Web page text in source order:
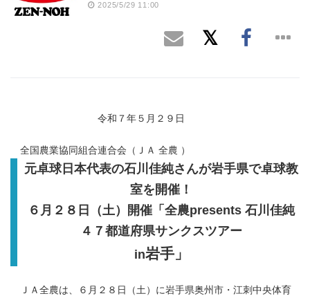
2025/5/29 11:00
令和７年５月２９日
全国農業協同組合連合会（ＪＡ 全農 ）
元卓球日本代表の石川佳純さんが岩手県で卓球教
室を開催！
６月２８日（土）開催「全農presents 石川佳純
４７都道府県サンクスツアー
in岩手」
ＪＡ全農は、６月２８日（土）に岩手県奥州市・江刺中央体育